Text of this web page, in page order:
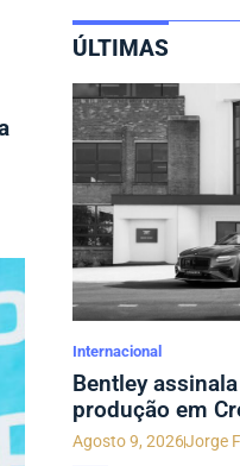
ÚLTIMAS
Internacional
Bentley
produção em
Agosto 9, 2026Jorge